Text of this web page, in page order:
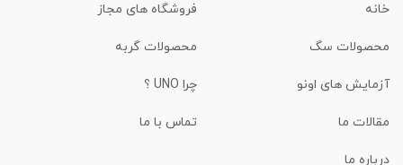
خانه فروشگاه های مجاز
محصولات سگ محصولات گربه
آزمایش های اونو چرا UNO ؟
مقالات ما تماس با ما
درباره ما